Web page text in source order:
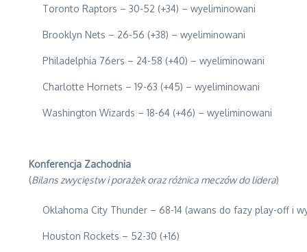
Toronto Raptors – 30-52 (+34) – wyeliminowani
Brooklyn Nets – 26-56 (+38) – wyeliminowani
Philadelphia 76ers – 24-58 (+40) – wyeliminowani
Charlotte Hornets – 19-63 (+45) – wyeliminowani
Washington Wizards – 18-64 (+46) – wyeliminowani
Konferencja Zachodnia
(Bilans zwycięstw i porażek oraz różnica meczów do lidera)
Oklahoma City Thunder – 68-14 (awans do fazy play-off i
Houston Rockets – 52-30 (+16)